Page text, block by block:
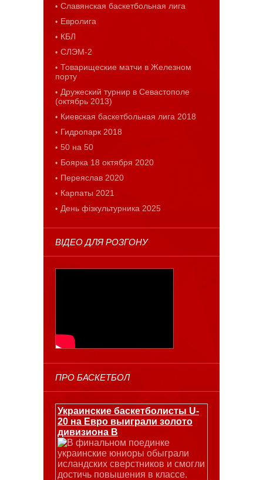
Славянская баскетбольная лига
Евролига
КБЛ
СЛЭМ-2
Товарищеские матчи в Железном
порту
Дружеский турнир в Севастополе
(октябрь 2013)
Киевская баскетбольная лига 2018
Гидропарк 2018
50 на 50
Боярка 18 октября 2020
Переяслав 2020
Карпаты 2021
День фізкультурника 2025
ВІДЕО ДЛЯ РОЗГОНУ
ПРО БАСКЕТБОЛ
Украинские баскетболисты U-
20 на Евро выиграли золото
дивизиона В
В финальном поединке
украинские юниоры обыграли
исландских сверстников и смогли
достичь повышения в классе.